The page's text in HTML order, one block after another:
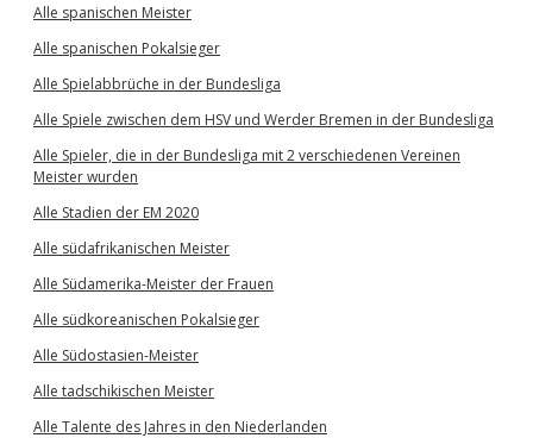
Alle spanischen Meister
Alle spanischen Pokalsieger
Alle Spielabbrüche in der Bundesliga
Alle Spiele zwischen dem HSV und Werder Bremen in der Bundesliga
Alle Spieler, die in der Bundesliga mit 2 verschiedenen Vereinen
Meister wurden
Alle Stadien der EM 2020
Alle südafrikanischen Meister
Alle Südamerika-Meister der Frauen
Alle südkoreanischen Pokalsieger
Alle Südostasien-Meister
Alle tadschikischen Meister
Alle Talente des Jahres in den Niederlanden